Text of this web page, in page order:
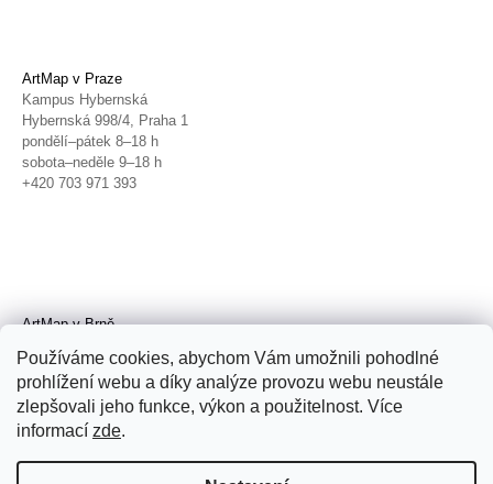
Používáme cookies, abychom Vám umožnili pohodlné
prohlížení webu a díky analýze provozu webu neustále
zlepšovali jeho funkce, výkon a použitelnost. Více
informací zde.
ArtMap v Praze
Kampus Hybernská
Hybernská 998/4, Praha 1
pondělí–pátek 8–18 h
sobota–neděle 9–18 h
+420 703 971 393
ArtMap v Brně
Radnická 4, Brno
úterý–pátek 11–19 h
sobota 14–19 h
+420 702 152 298